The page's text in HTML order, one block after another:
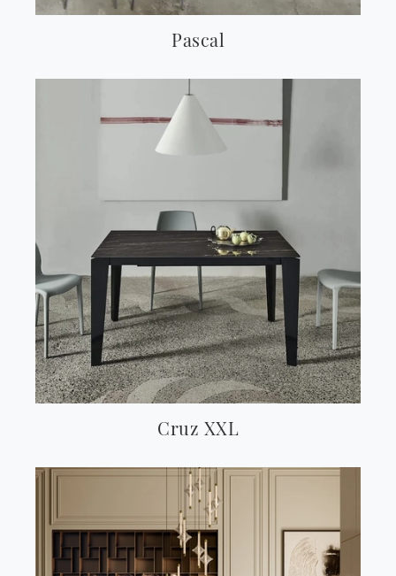
Pascal
Cruz XXL